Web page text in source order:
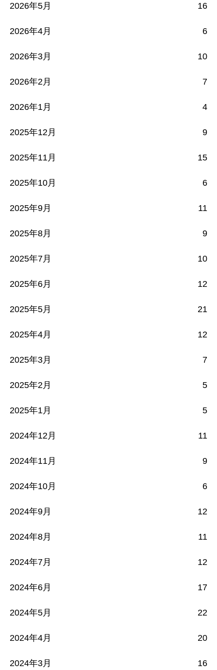
2026年5月 16
2026年4月 6
2026年3月 10
2026年2月 7
2026年1月 4
2025年12月 9
2025年11月 15
2025年10月 6
2025年9月 11
2025年8月 9
2025年7月 10
2025年6月 12
2025年5月 21
2025年4月 12
2025年3月 7
2025年2月 5
2025年1月 5
2024年12月 11
2024年11月 9
2024年10月 6
2024年9月 12
2024年8月 11
2024年7月 12
2024年6月 17
2024年5月 22
2024年4月 20
2024年3月 16